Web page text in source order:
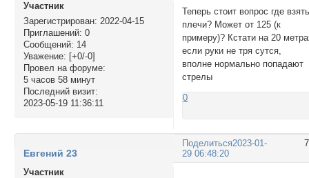
Участник
Зарегистрирован: 2022-04-15
Приглашений: 0
Сообщений: 14
Уважение: [+0/-0]
Провел на форуме:
5 часов 58 минут
Последний визит:
2023-05-19 11:36:11
Теперь стоит вопрос где
плечи? Может от 125 (к
примеру)? Кстати на 20
если руки не тря сутся,
вполне нормально попадают
стрелы
0
Поделиться2023-01-
29 06:48:20
Евгений 23
Участник